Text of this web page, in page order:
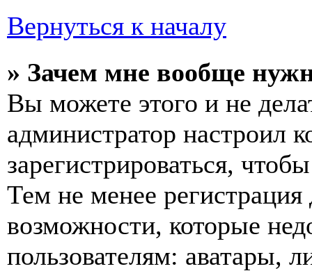
Вернуться к началу
» Зачем мне вообще
Вы можете этого и не
администратор
зарегистрироваться,
Тем не менее
возможности, которые
пользователям: аватары,